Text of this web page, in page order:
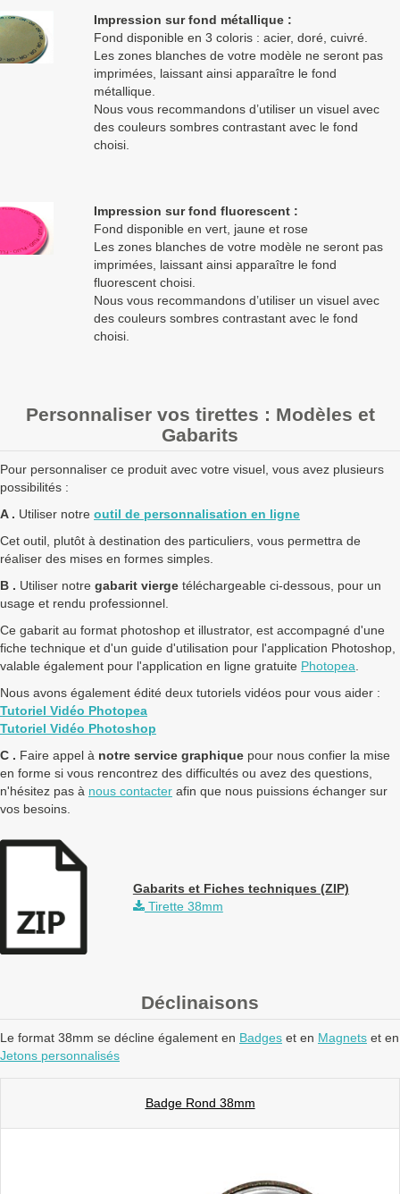
Impression sur fond métallique :
Fond disponible en 3 coloris : acier, doré, cuivré.
Les zones blanches de votre modèle ne seront pas
imprimées, laissant ainsi apparaître le fond
métallique.
Nous vous recommandons d’utiliser un visuel avec
des couleurs sombres contrastant avec le fond
choisi.
Impression sur fond fluorescent :
Fond disponible en vert, jaune et rose
Les zones blanches de votre modèle ne seront pas
imprimées, laissant ainsi apparaître le fond
fluorescent choisi.
Nous vous recommandons d’utiliser un visuel avec
des couleurs sombres contrastant avec le fond
choisi.
Personnaliser vos tirettes : Modèles et
Gabarits
Pour personnaliser ce produit avec votre visuel, vous avez plusieurs
possibilités :
A . Utiliser notre outil de personnalisation en ligne
Cet outil, plutôt à destination des particuliers, vous permettra de
réaliser des mises en formes simples.
B . Utiliser notre gabarit vierge téléchargeable ci-dessous, pour un
usage et rendu professionnel.
Ce gabarit au format photoshop et illustrator, est accompagné d'une
fiche technique et d'un guide d'utilisation pour l'application Photoshop,
valable également pour l'application en ligne gratuite Photopea
Nous avons également édité deux tutoriels vidéos pour vous aider :
Tutoriel Vidéo Photopea
Tutoriel Vidéo Photoshop
C . Faire appel à notre service graphique pour nous confier la mise
en forme si vous rencontrez des difficultés ou avez des questions,
n'hésitez pas à nous contacter afin que nous puissions échanger sur
vos besoins.
Gabarits et Fiches techniques (ZIP)
Tirette 38mm
Déclinaisons
Le format 38mm se décline également en Badges et en Magnets et en
Jetons personnalisés
Badge Rond 38mm